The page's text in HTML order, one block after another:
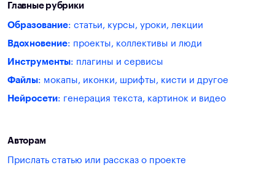
Главные рубрики
Образование: статьи, курсы, уроки, лекции
Вдохновение: проекты, коллективы и люди
Инструменты: плагины и сервисы
Файлы: мокапы, иконки, шрифты, кисти и другое
Нейросети: генерация текста, картинок и видео
Авторам
Прислать статью или рассказ о проекте